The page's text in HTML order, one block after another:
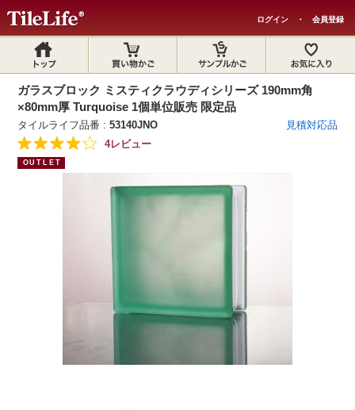
ログイン ・ 会員登録
ガラスブロック ミスティクラウディシリーズ 190mm角
×80mm厚 Turquoise 1個単位販売 限定品
タイルライフ品番 :53140JNO
見積対応品
4レビュー
OUTLET